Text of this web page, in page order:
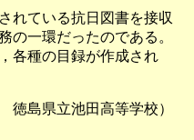
れている抗日図書を接収
の一環だったのである。
各種の目録が作成され
島県立池田高等学校）